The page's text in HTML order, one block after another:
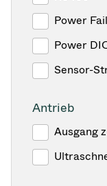
Power
Power
Sensor-
Antrieb
Ausgang